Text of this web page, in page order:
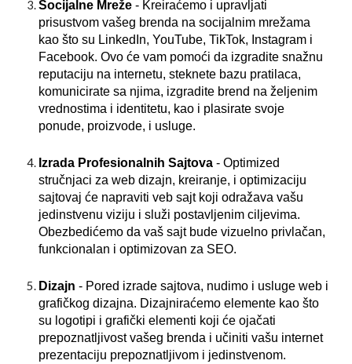
Socijalne Mreže - Kreiraćemo i upravljati
prisustvom vašeg brenda na socijalnim mrežama
kao što su LinkedIn, YouTube, TikTok, Instagram i
Facebook. Ovo će vam pomoći da izgradite snažnu
reputaciju na internetu, steknete bazu pratilaca,
komunicirate sa njima, izgradite brend na željenim
vrednostima i identitetu, kao i plasirate svoje
ponude, proizvode, i usluge.
Izrada Profesionalnih Sajtova - Optimized
stručnjaci za web dizajn, kreiranje, i optimizaciju
sajtovaj će napraviti veb sajt koji odražava vašu
jedinstvenu viziju i služi postavljenim ciljevima.
Obezbedićemo da vaš sajt bude vizuelno privlačan,
funkcionalan i optimizovan za SEO.
Dizajn - Pored izrade sajtova, nudimo i usluge web i
grafičkog dizajna. Dizajniraćemo elemente kao što
su logotipi i grafički elementi koji će ojačati
prepoznatljivost vašeg brenda i učiniti vašu internet
prezentaciju prepoznatljivom i jedinstvenom.